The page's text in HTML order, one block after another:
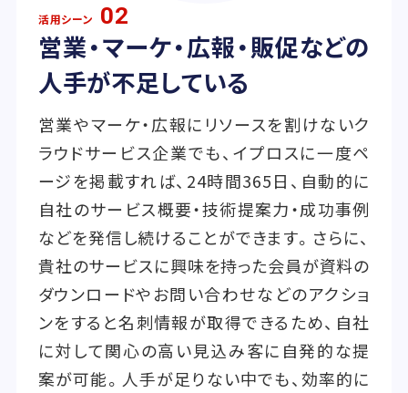
活用シーン 02
営業・マーケ・広報・販促などの
人手が不足している
営業やマーケ・広報にリソースを割けないク
ラウドサービス企業でも、イプロスに一度ペ
ージを掲載すれば、24時間365日、自動的に
自社のサービス概要・技術提案力・成功事例
などを発信し続けることができます。さらに、
貴社のサービスに興味を持った会員が資料の
ダウンロードやお問い合わせなどのアクショ
ンをすると名刺情報が取得できるため、自社
に対して関心の高い見込み客に自発的な提
案が可能。人手が足りない中でも、効率的に